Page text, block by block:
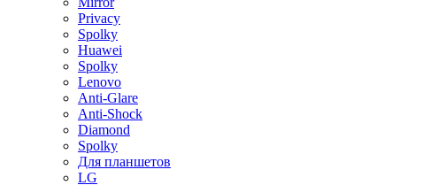
Privacy
Spolky
Huawei
Spolky
Lenovo
Anti-Glare
Anti-Shock
Diamond
Spolky
Для планшетов
LG